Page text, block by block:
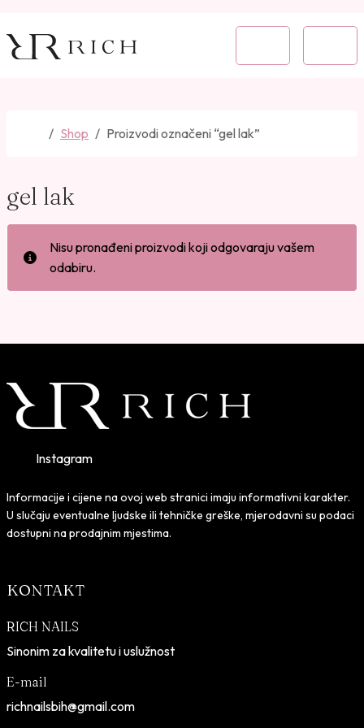
Menu
HomeShop Proizvodi označeni “gel lak”
gel lak
Nisu pronađeni proizvodi koji odgovaraju vašem
odabiru.
Instagram
Informacije i cijene na ovoj web stranici imaju informativni karakter.
U slučaju eventualne ljudske ili tehničke greške, mjerodavni su podaci
dostupni na prodajnim mjestima.
KONTAKT
RICH NAILS
Sinonim za kvalitetu i uslužnost
E-mail
richnailsbih@gmail.com